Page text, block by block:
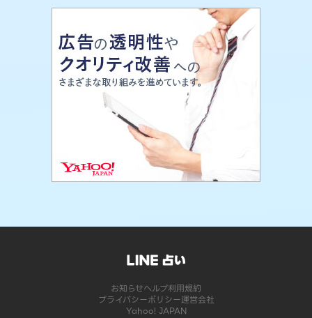
お知らせヘルプ利用規約
プライバシーポリシー運営会社
Yahoo! JAPAN